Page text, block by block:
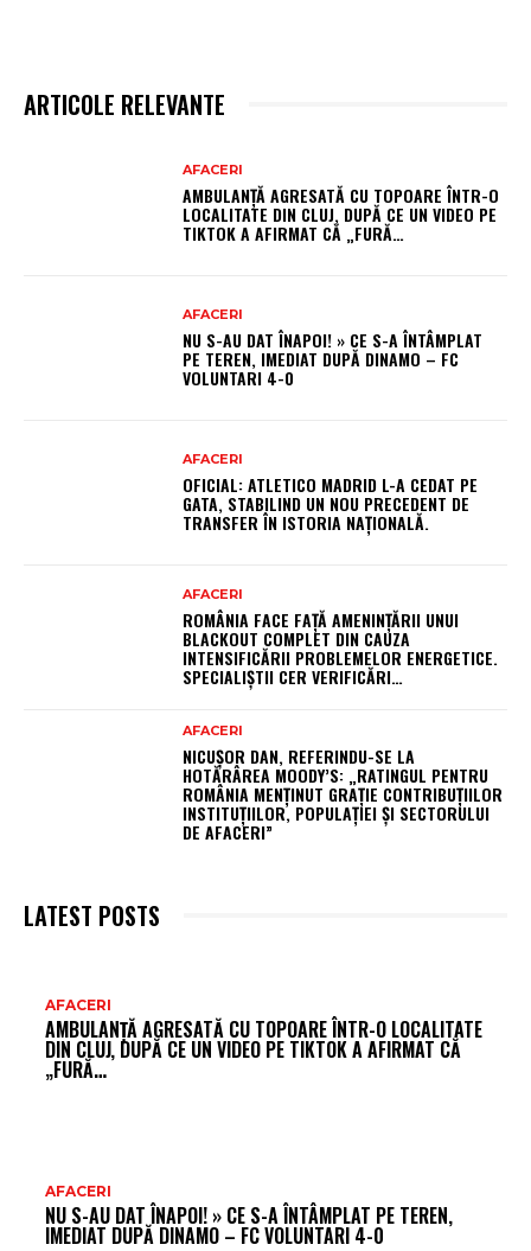
ARTICOLE RELEVANTE
AFACERI
AMBULANȚĂ AGRESATĂ CU TOPOARE ÎNTR-O
LOCALITATE DIN CLUJ, DUPĂ CE UN VIDEO PE
TIKTOK A AFIRMAT CĂ „FURĂ…
AFACERI
NU S-AU DAT ÎNAPOI! » CE S-A ÎNTÂMPLAT
PE TEREN, IMEDIAT DUPĂ DINAMO – FC
VOLUNTARI 4-0
AFACERI
OFICIAL: ATLETICO MADRID L-A CEDAT PE
GATA, STABILIND UN NOU PRECEDENT DE
TRANSFER ÎN ISTORIA NAȚIONALĂ.
AFACERI
ROMÂNIA FACE FAȚĂ AMENINȚĂRII UNUI
BLACKOUT COMPLET DIN CAUZA
INTENSIFICĂRII PROBLEMELOR ENERGETICE.
SPECIALIȘTII CER VERIFICĂRI…
AFACERI
NICUȘOR DAN, REFERINDU-SE LA
HOTĂRÂREA MOODY’S: „RATINGUL PENTRU
ROMÂNIA MENȚINUT GRAȚIE CONTRIBUȚIILOR
INSTITUȚIILOR, POPULAȚIEI ȘI SECTORULUI
DE AFACERI”
LATEST POSTS
AFACERI
AMBULANȚĂ AGRESATĂ CU TOPOARE ÎNTR-O LOCALITATE
DIN CLUJ, DUPĂ CE UN VIDEO PE TIKTOK A AFIRMAT CĂ
„FURĂ…
AFACERI
NU S-AU DAT ÎNAPOI! » CE S-A ÎNTÂMPLAT PE TEREN,
IMEDIAT DUPĂ DINAMO – FC VOLUNTARI 4-0